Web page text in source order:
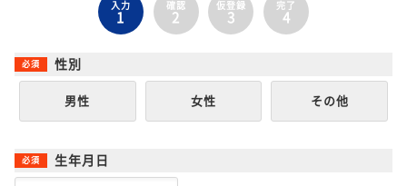
入力
1
確認
2
仮登録
3
完了
4
性別
男性 女性 その他
生年月日